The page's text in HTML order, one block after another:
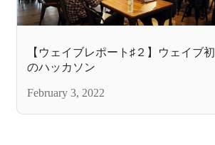
【ウェイブレポート♯２】ウェイブ初
のハッカソン
February 3, 2022